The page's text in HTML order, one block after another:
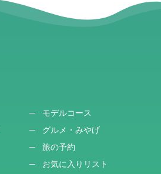
モデルコース
グルメ・みやげ
旅の予約
お気に入りリスト